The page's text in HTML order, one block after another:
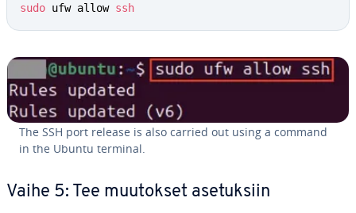
sudo ufw allow ssh
The SSH port release is also carried out using a command
in the Ubuntu terminal.
Vaihe 5: Tee muutokset ase­tuk­siin